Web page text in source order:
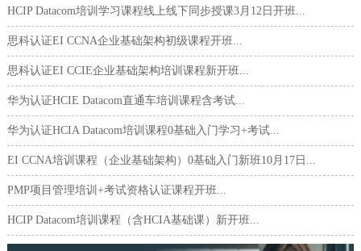
HCIP Datacom培训学习课程线上线下同步授课3月12日开班...
思科认证EI CCNA企业基础架构初级课程开班...
思科认证EI CCIE企业基础架构培训课程新开班...
华为认证HCIE Datacom直通车培训课程含考试...
华为认证HCIA Datacom培训课程0基础入门学习+考试...
EI CCNA培训课程（企业基础架构）0基础入门新班10月17日...
PMP项目管理培训+考试资格认证课程开班...
HCIP Datacom培训课程（含HCIA基础课）新开班...